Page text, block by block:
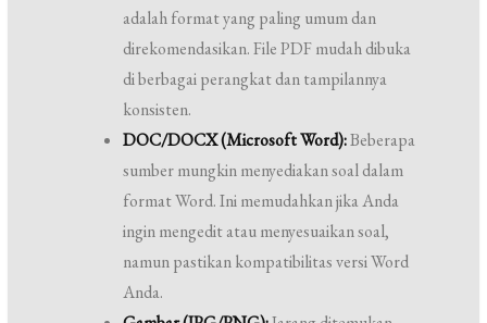
adalah format yang paling umum dan
direkomendasikan. File PDF mudah dibuka
di berbagai perangkat dan tampilannya
konsisten.
DOC/DOCX (Microsoft Word):Beberapa
sumber mungkin menyediakan soal dalam
format Word. Ini memudahkan jika Anda
ingin mengedit atau menyesuaikan soal,
namun pastikan kompatibilitas versi Word
Anda.